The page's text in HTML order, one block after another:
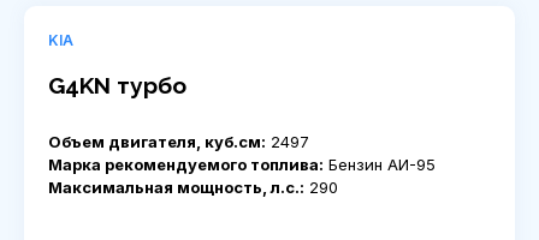
KIA
G4KN турбо
Объем двигателя, куб.см: 2497
Марка рекомендуемого топлива: Бензин АИ-95
Максимальная мощность, л.с.: 290